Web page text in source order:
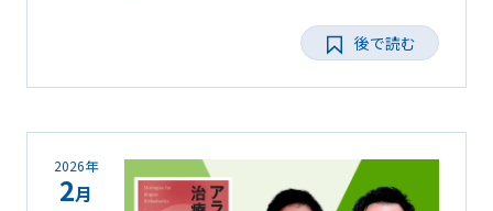
後で読む
2026年
2月